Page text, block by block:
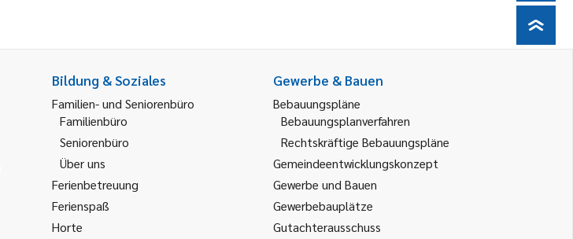
Bildung & Soziales
Familien- und Seniorenbüro
Familienbüro
Seniorenbüro
Über uns
Ferienbetreuung
Ferienspaß
Horte
Gewerbe & Bauen
Bebauungspläne
Bebauungsplanverfahren
Rechtskräftige Bebauungspläne
Gemeindeentwicklungskonzept
Gewerbe und Bauen
Gewerbebauplätze
Gutachterausschuss